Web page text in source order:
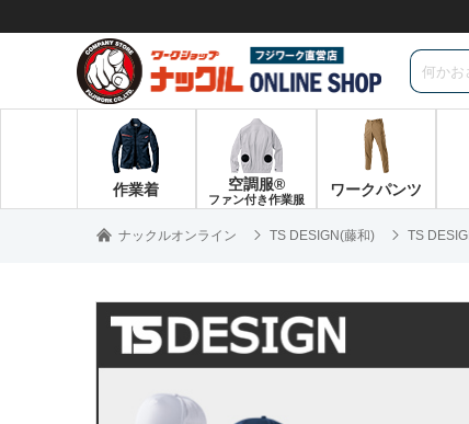
作業着 空調服®
ファン付き作業服
ワークパンツ
ナックルオンライン TS DESIGN(藤和) TS